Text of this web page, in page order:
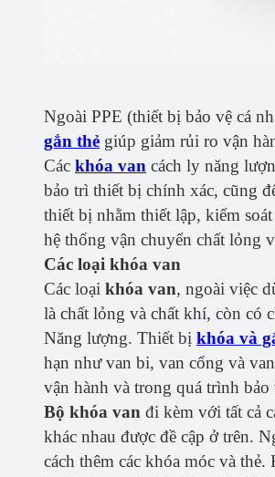
Ngoài PPE (thiết bị bảo vệ cá
gắn thẻ giúp giảm rủi ro vận
Các khóa van cách ly năng
bảo trì thiết bị chính xác, cũng
thiết bị nhằm thiết lập, kiểm
hệ thống vận chuyển chất lỏng
Các loại khóa van
Các loại khóa van, ngoài việc
là chất lỏng và chất khí, còn có
Năng lượng. Thiết bị khóa và
hạn như van bi, van cổng và
vận hành và trong quá trình
Bộ khóa van đi kèm với tất cả
khác nhau được đề cập ở trên.
cách thêm các khóa móc và